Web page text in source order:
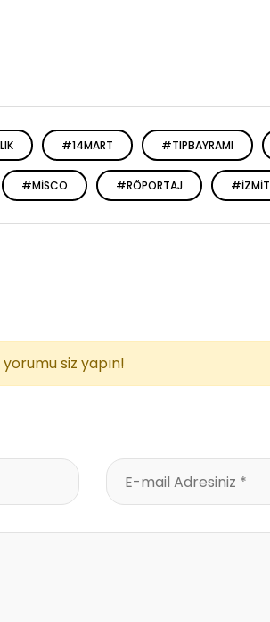
#14MART #TIPBAYRAMI
#MISCO #RÖPORTAJ #IZMIT
siz yapın!